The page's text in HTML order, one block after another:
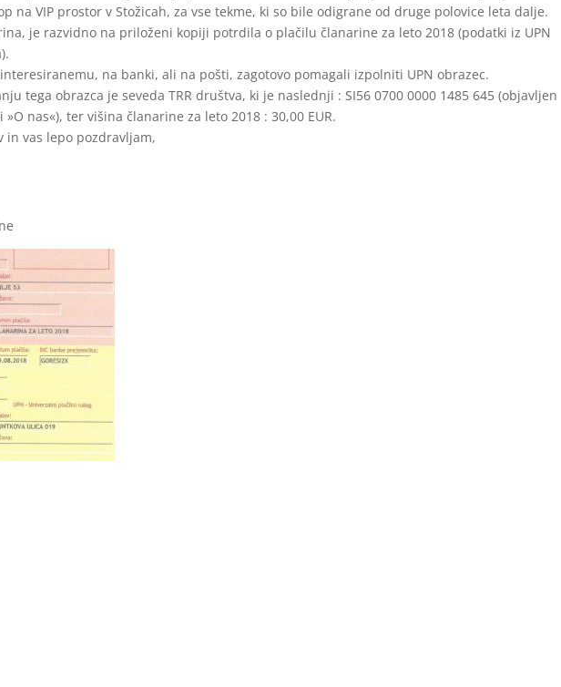
na VIP prostor v Stožicah, za vse tekme, ki so bile odigrane od druge polovice leta dalje.
je razvidno na priloženi kopiji potrdila o plačilu članarine za leto 2018 (podatki iz UPN
na banki, ali na pošti, zagotovo pomagali izpolniti UPN obrazec.
tega obrazca je seveda TRR društva, ki je naslednji : SI56 0700 0000 1485 645 (objavljen
nas«), ter višina članarine za leto 2018 : 30,00 EUR.
in vas lepo pozdravljam,